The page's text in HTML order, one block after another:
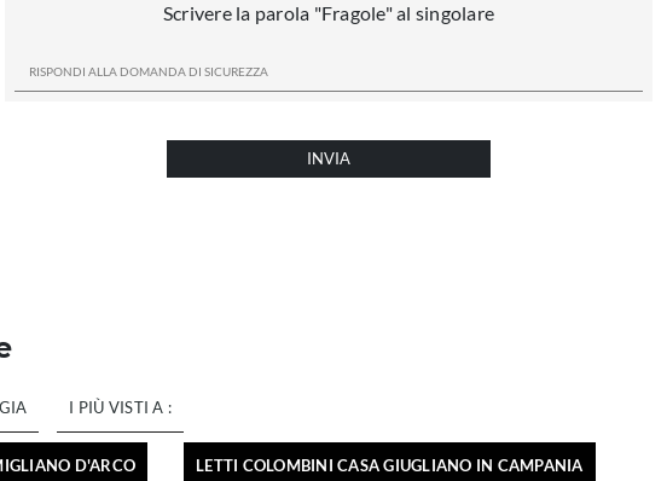
Scrivere la parola "Fragole" al singolare
INVIA
I PIÙ VISTI A :
D'ARCO LETTI COLOMBINI CASA GIUGLIANO IN CAMPANIA